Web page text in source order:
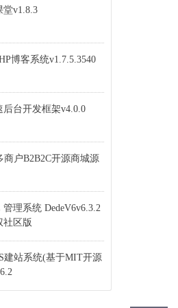
堂v1.8.3
博客系统v1.7.5.3540
后台开发框架v4.0.0
商户B2B2C开源商城源
管理系统 DedeV6v6.3.2
社区版
建站系统(基于MIT开源